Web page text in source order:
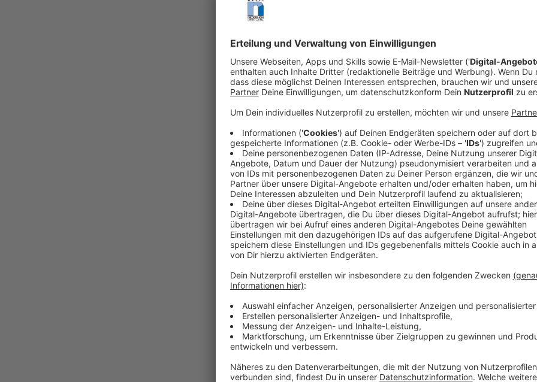
Als Jugendlicher wollte der belgische Sänger
Mit 18 hatte er deshalb sogar eine Filmschule
verdanken, dass das neue Album des Songwriters -
ist. Denn es gibt zu jedem der 15 Songs auch ein
"Es war schon immer ein Traum von mir, mehrere
zu drehen. Es ist auch meine Art zu zeigen, wie
ich an sie glaube", sagte Milow der Deutschen
Anzeige
Album geht zurück zum Anfang von Milows
Anzeige
Auch bei den Liedern an sich hat sich Milow wieder
Wünsche besonnen. "Musikalisch hatte ich ein
zurückzukehren. Ich hatte in der Vergangenheit oft
müssen. Diesmal war mir klar, dass ich ein Album
wollte es mit meiner Live-Band aufnehmen. Ich
ich mittlerweile gut kann."
Und so kommt das achte Studioalbum des Sängers
mit der Erfahrung aus 20 musikalischen Jahren.
kann ich meine Erfahrung im Studio und im
werden zu lassen." (dpa)